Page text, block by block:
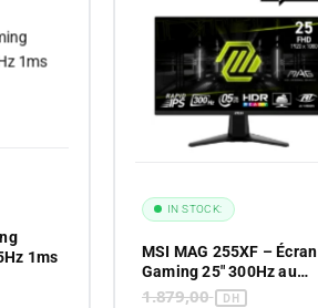
1ms
MSI MAG 255XF – Écran
Gaming 25″ 300Hz au
Maroc
1.879,00
IN STOCK: